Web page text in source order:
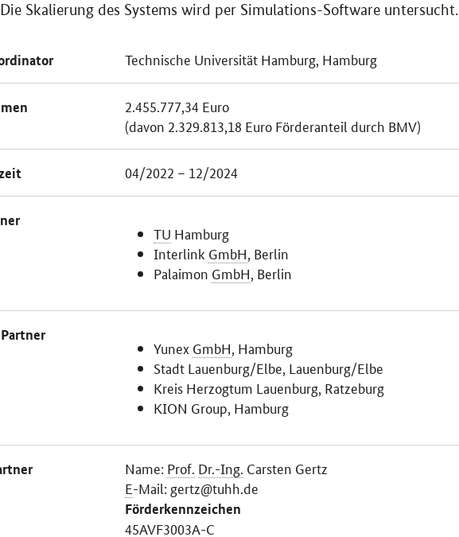
Skalierung des Systems wird per Simulations-Software untersucht.
Technische Universität Hamburg, Hamburg
2.455.777,34 Euro
(davon 2.329.813,18 Euro Förderanteil durch BMV)
04/2022 – 12/2024
TU Hamburg
Interlink GmbH, Berlin
Palaimon GmbH, Berlin
Yunex GmbH, Hamburg
Stadt Lauenburg/Elbe, Lauenburg/Elbe
Kreis Herzogtum Lauenburg, Ratzeburg
KION Group, Hamburg
Name: Prof. Dr.-Ing. Carsten Gertz
E-Mail: gertz@tuhh.de
Förderkennzeichen
45AVF3003A-C